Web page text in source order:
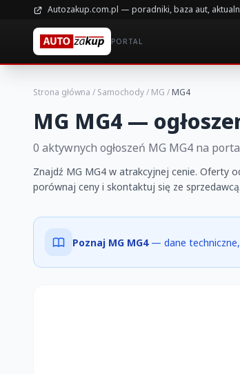
Autozakup.com.pl — poradniki, baza aut,
PORTAL
Strona główna / Samochody/ MG /MG4
MG MG4 —
0 aktywnych ogłoszeń MG MG4 na
Znajdź MG MG4 w atrakcyjnej cenie. Oferty
porównaj ceny i skontaktuj się ze sprzedawcą.
Poznaj MG MG4 — dane